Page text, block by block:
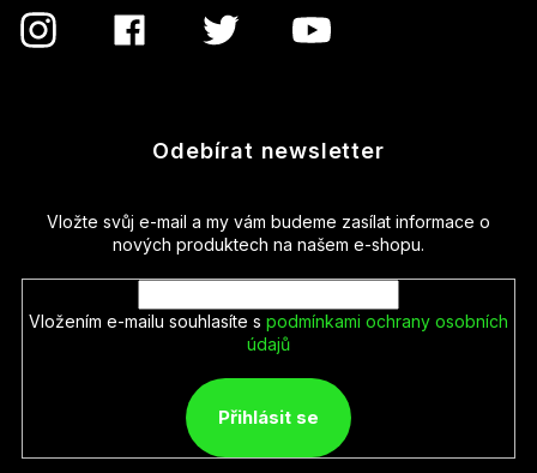
Odebírat newsletter
Vložte svůj e-mail a my vám budeme zasílat informace o
nových produktech na našem e-shopu.
Vložením e-mailu souhlasíte s podmínkami ochrany osobních
údajů
Přihlásit se